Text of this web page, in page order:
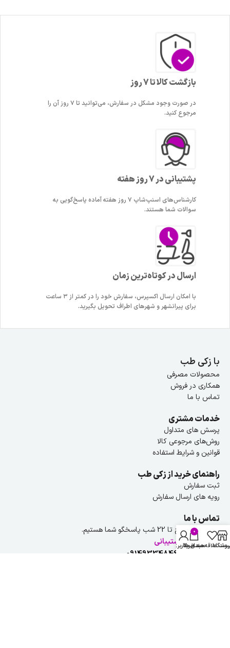
بازگشت کالا تا 7 روز
در صورت وجود مشکل در سفارش، می‌توانید تا ۷ روز آن را
مرجوع کنید.
پشتیبانی در 7 روز هفته
کارشناس‌های اسنپ‌شاپ ۷ روز هفته آماده پاسخ‌گویی به
سوالات شما هستند.
ارسال در کوتاه‌ترین زمان
با امکان ارسال اکسپرس، سفارش خود را در کمتر از ۳ ساعت
برای پیرانشهر و شهرهای اطراف تحویل بگیرید.
با زکی طب
محصولات مصرفی
همکاری در فروش
تماس با ما
خدمات مشتری
پرسش های متداول
روش‌های مرجوعی کالا
قوانین و شرایط استفاده
راهنمای خرید از زکی طب
ثبت سفارش
رویه های ارسال سفارش
تماس با ما
هر روز از ۹ صبح تا 22 شب پاسخگو شما هستیم.
راهنمایی و پشتیبانی
09149334846
علاقه مندی ها
0
سبد خرید
حساب کاربری من